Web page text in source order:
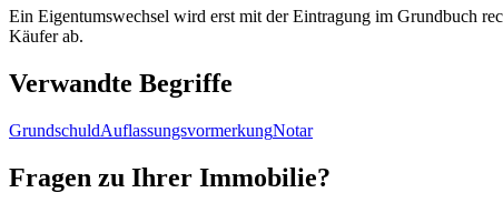
Ein Eigentumswechsel wird erst mit der Eintragung im Grundbuch
Käufer ab.
Verwandte Begriffe
GrundschuldAuflassungsvormerkungNotar
Fragen zu Ihrer Immobilie?